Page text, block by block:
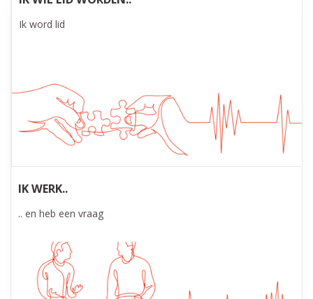
Ik word lid
IK WERK..
.. en heb een vraag